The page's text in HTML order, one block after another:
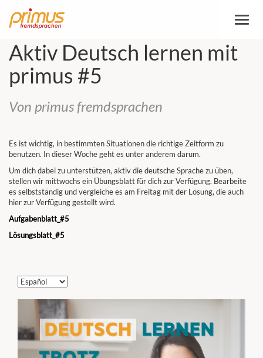
Aktiv Deutsch lernen mit
primus #5
Von primus fremdsprachen
Es ist wichtig, in bestimmten Situationen die richtige Zeitform zu
benutzen. In dieser Woche geht es unter anderem darum.
Um dich dabei zu unterstützen, aktiv die deutsche Sprache zu üben,
stellen wir mittwochs ein Übungsblatt für dich zur Verfügung. Bearbeite
es selbstständig und vergleiche es am Freitag mit der Lösung, die auch
hier zur Verfügung gestellt wird.
Aufgabenblatt_#5
Lösungsblatt_#5
Elegir
idioma